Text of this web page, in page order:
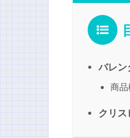
バレン
商
クリス